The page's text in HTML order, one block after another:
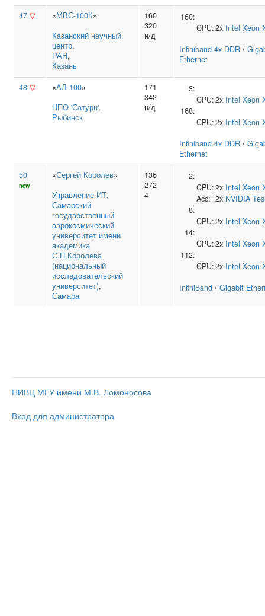
47 ▽ «МВС-100К»
Казанский научный
центр,
РАН,
Казань
160
320
н/д
160:
CPU:2x Intel Xeon
Infiniband 4x DDR /
Ethernet
48 ▽ «АЛ-100»
НПО 'Сатурн',
Рыбинск
171
342
н/д
3:
CPU:2x Intel Xeon
168:
CPU:2x Intel Xeon
Infiniband 4x DDR /
Ethernet
50
new
«Сергей Королев»
Управление ИТ,
Самарский
государственный
аэрокосмический
университет имени
академика
С.П.Королева
(национальный
исследовательский
университет),
Самара
136
272
4
2:
CPU:2x Intel Xeon
Acc: 2x NVIDIA
8:
CPU:2x Intel Xeon
14:
CPU:2x Intel Xeon
112:
CPU:2x Intel Xeon
InfiniBand / Gigabit
НИВЦ МГУ имени М.В. Ломоносова
Вход для администратора